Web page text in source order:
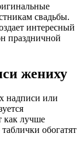
свадьбы.
интересный
праздничной
жениху
надписи или
как лучше
обогатят